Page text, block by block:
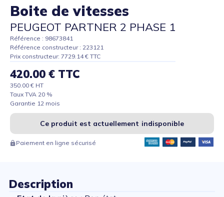
Boite de vitesses
PEUGEOT PARTNER 2 PHASE 1
Référence : 98673841
Référence constructeur : 223121
Prix constructeur: 7729.14 € TTC
420.00 € TTC
350.00 € HT
Taux TVA 20 %
Garantie 12 mois
Ce produit est actuellement indisponible
Paiement en ligne sécurisé
Description